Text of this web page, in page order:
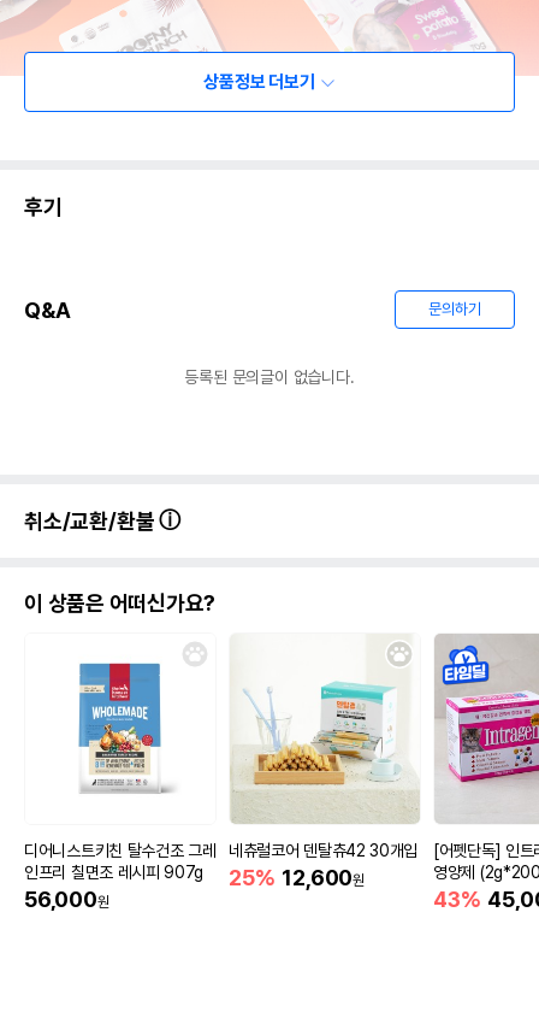
상품정보 더보기
후기
Q&A 문의하기
등록된 문의글이 없습니다.
취소/교환/환불
이 상품은 어떠신가요?
디어니스트키친 탈수건조 그레
인프리 칠면조 레시피 907g
56,000원
네츄럴코어 덴탈츄42 30개입
25% 12,600원
[어펫단독] 인트
영양제
43%